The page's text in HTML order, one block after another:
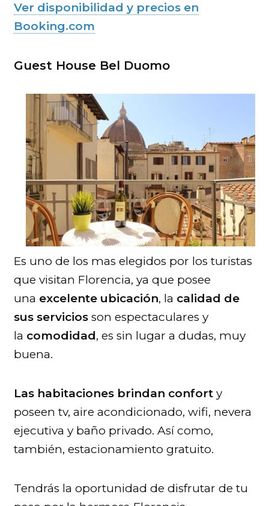
Ver disponibilidad y precios en
Booking.com
Guest House Bel Duomo
Es uno de los mas elegidos por los turistas
que visitan Florencia, ya que posee
una excelente ubicación, la calidad de
sus servicios son espectaculares y
la comodidad, es sin lugar a dudas, muy
buena.
Las habitaciones brindan confort y
poseen tv, aire acondicionado, wifi, nevera
ejecutiva y baño privado. Así como,
también, estacionamiento gratuito.
Tendrás la oportunidad de disfrutar de tu